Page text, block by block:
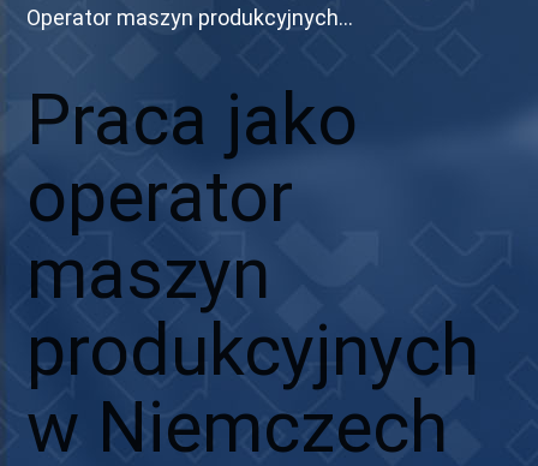
Operator maszyn produkcyjnych...
Praca jako
operator
maszyn
produkcyjnych
w Niemczech